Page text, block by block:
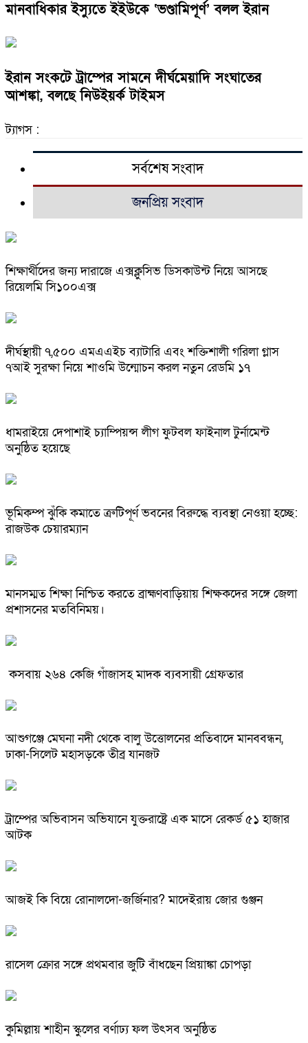
মানবাধিকার ইস্যুতে ইইউকে ‘ভণ্ডামিপূর্ণ’ বলল ইরান
ইরান সংকটে ট্রাম্পের সামনে দীর্ঘমেয়াদি সংঘাতের
আশঙ্কা, বলছে নিউইয়র্ক টাইমস
ট্যাগস :
সর্বশেষ সংবাদ
জনপ্রিয় সংবাদ
শিক্ষার্থীদের জন্য দারাজে এক্সক্লুসিভ ডিসকাউন্ট নিয়ে আসছে
রিয়েলমি সি১০০এক্স
দীর্ঘস্থায়ী ৭,৫০০ এমএএইচ ব্যাটারি এবং শক্তিশালী গরিলা গ্লাস
৭আই সুরক্ষা নিয়ে শাওমি উন্মোচন করল নতুন রেডমি ১৭
ধামরাইয়ে দেপাশাই চ্যাম্পিয়ন্স লীগ ফুটবল ফাইনাল টুর্নামেন্ট
অনুষ্ঠিত হয়েছে
ভূমিকম্প ঝুঁকি কমাতে ত্রুটিপূর্ণ ভবনের বিরুদ্ধে ব্যবস্থা নেওয়া হচ্ছে:
রাজউক চেয়ারম্যান
মানসম্মত শিক্ষা নিশ্চিত করতে ব্রাহ্মণবাড়িয়ায় শিক্ষকদের সঙ্গে জেলা
প্রশাসনের মতবিনিময়।
কসবায় ২৬৪ কেজি গাঁজাসহ মাদক ব্যবসায়ী গ্রেফতার
আশুগঞ্জে মেঘনা নদী থেকে বালু উত্তোলনের প্রতিবাদে মানববন্ধন,
ঢাকা-সিলেট মহাসড়কে তীব্র যানজট
ট্রাম্পের অভিবাসন অভিযানে যুক্তরাষ্ট্রে এক মাসে রেকর্ড ৫১ হাজার
আটক
আজই কি বিয়ে রোনালদো-জর্জিনার? মাদেইরায় জোর গুঞ্জন
রাসেল ক্রোর সঙ্গে প্রথমবার জুটি বাঁধছেন প্রিয়াঙ্কা চোপড়া
কুমিল্লায় শাহীন স্কুলের বর্ণাঢ্য ফল উৎসব অনুষ্ঠিত